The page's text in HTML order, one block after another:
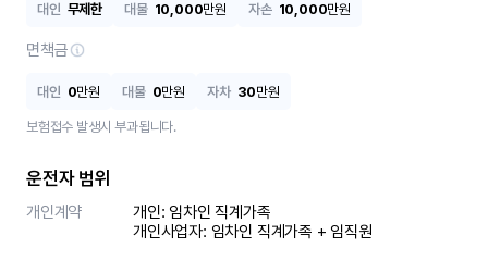
대인 무제한 대물 10,000만원 자손 10,000만원
면책금
대인 0만원 대물 0만원 자차 30만원
보험접수 발생시 부과됩니다.
운전자 범위
개인계약
개인: 임차인 직계가족
개인사업자: 임차인 직계가족 + 임직원